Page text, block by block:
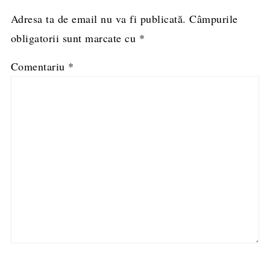
Adresa ta de email nu va fi publicată. Câmpurile
obligatorii sunt marcate cu *
Comentariu *